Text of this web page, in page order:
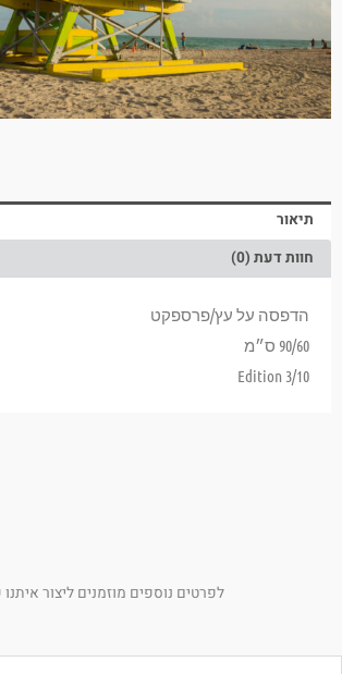
תיאור
חוות דעת (0)
הדפסה על עץ/פרספקט
90/60 ס״מ
Edition 3/10
לפרטים נוספים מוזמנים ליצור